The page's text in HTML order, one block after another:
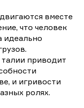
вместе
что человек
идеально
приводит
и игривости
ролях.